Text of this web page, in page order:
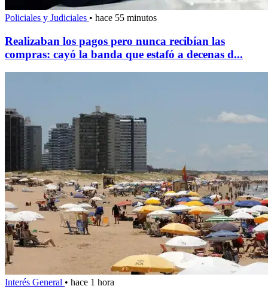
Policiales y Judiciales • hace 55 minutos
Realizaban los pagos pero nunca recibían las
compras: cayó la banda que estafó a decenas d...
Interés General • hace 1 hora